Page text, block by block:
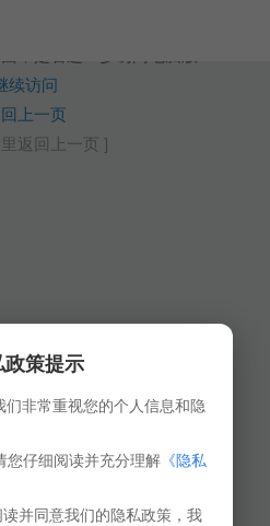
续访问
上一页
返回上一页 ]
政策提示
非常重视您的个人信息和隐
您仔细阅读并充分理解《隐私
并同意我们的隐私政策，我